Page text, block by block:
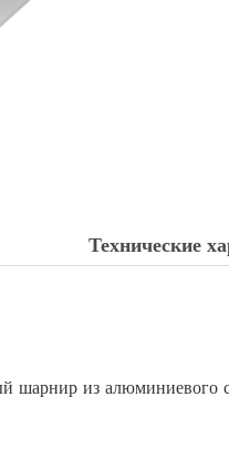
Технические
из алюминиевого